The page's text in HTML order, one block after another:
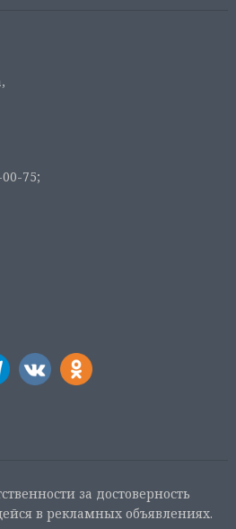
75;
за достоверность
в рекламных объявлениях.